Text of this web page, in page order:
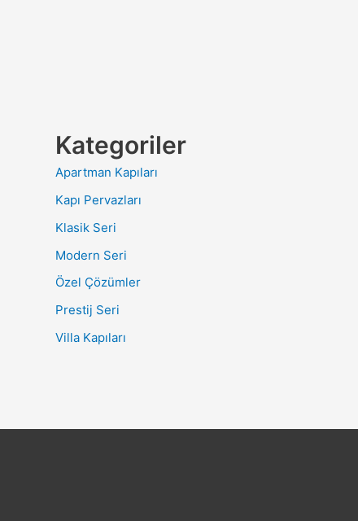
Kategoriler
Apartman Kapıları
Kapı Pervazları
Klasik Seri
Modern Seri
Özel Çözümler
Prestij Seri
Villa Kapıları